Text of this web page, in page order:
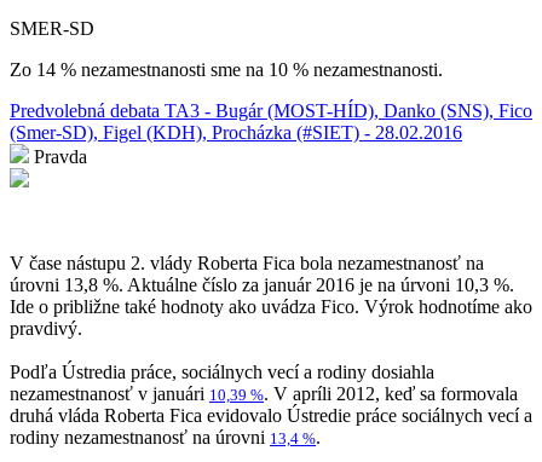
SMER-SD
Zo 14 % nezamestnanosti sme na 10 % nezamestnanosti.
Predvolebná debata TA3 - Bugár (MOST-HÍD), Danko (SNS), Fico
(Smer-SD), Figel (KDH), Procházka (#SIET) - 28.02.2016
Pravda
V čase nástupu 2. vlády Roberta Fica bola nezamestnanosť na
úrovni 13,8 %. Aktuálne číslo za január 2016 je na úrvoni 10,3 %.
Ide o približne také hodnoty ako uvádza Fico. Výrok hodnotíme ako
pravdivý.
Podľa Ústredia práce, sociálnych vecí a rodiny dosiahla
nezamestnanosť v januári 10,39 %. V apríli 2012, keď sa formovala
druhá vláda Roberta Fica evidovalo Ústredie práce sociálnych vecí a
rodiny nezamestnanosť na úrovni 13,4 %.